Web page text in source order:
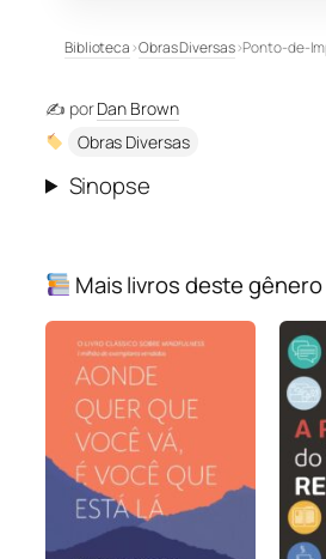
Biblioteca›Obras Diversas›Ponto-de-
✍️ porDan Brown
Obras Diversas
Sinopse
Mais livros deste gênero